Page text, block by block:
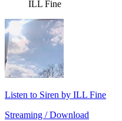
ILL Fine
Listen to Siren by ILL Fine
Streaming / Download